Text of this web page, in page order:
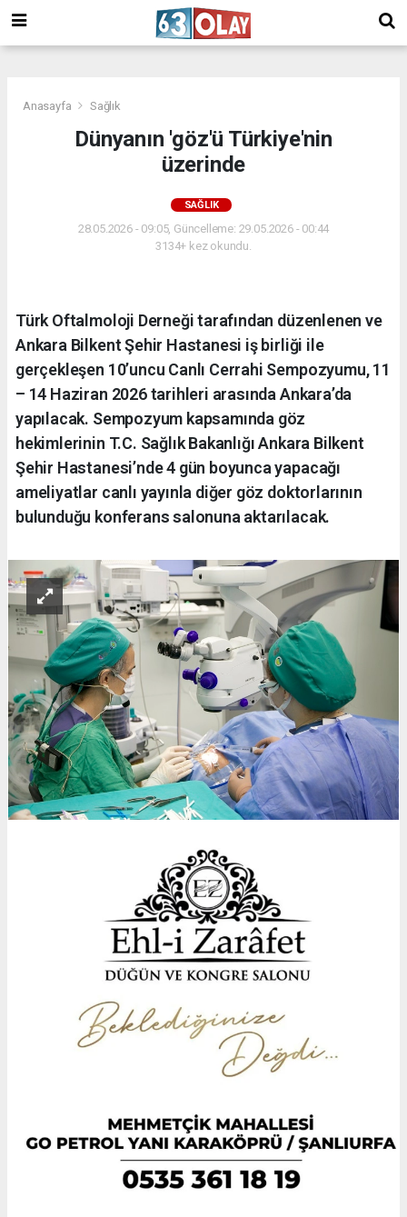
Anasayfa Sağlık
Dünyanın 'göz'ü Türkiye'nin
üzerinde
SAĞLIK
28.05.2026 - 09:05, Güncelleme: 29.05.2026 - 00:44
3134+ kez okundu.
Türk Oftalmoloji Derneği tarafından düzenlenen ve
Ankara Bilkent Şehir Hastanesi iş birliği ile
gerçekleşen 10’uncu Canlı Cerrahi Sempozyumu, 11
– 14 Haziran 2026 tarihleri arasında Ankara’da
yapılacak. Sempozyum kapsamında göz
hekimlerinin T.C. Sağlık Bakanlığı Ankara Bilkent
Şehir Hastanesi’nde 4 gün boyunca yapacağı
ameliyatlar canlı yayınla diğer göz doktorlarının
bulunduğu konferans salonuna aktarılacak.